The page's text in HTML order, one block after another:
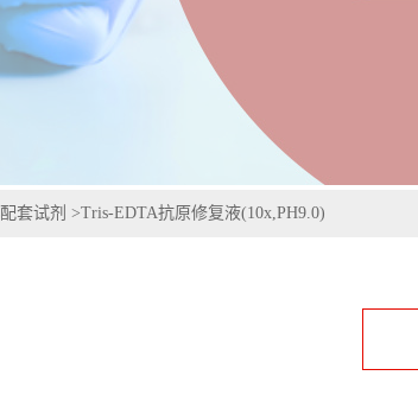
套试剂 >Tris-EDTA抗原修复液(10x,PH9.0)